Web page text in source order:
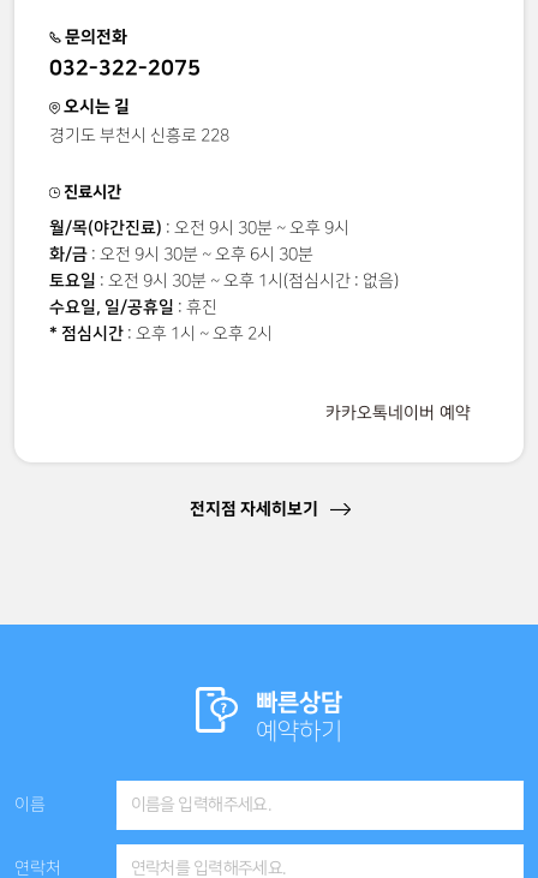
문의전화
032-322-2075
오시는 길
경기도 부천시 신흥로 228
진료시간
월/목(야간진료) : 오전 9시 30분 ~ 오후 9시
화/금: 오전 9시 30분 ~ 오후 6시 30분
토요일 : 오전 9시 30분 ~ 오후 1시(점심시간 : 없음)
수요일, 일/공휴일 : 휴진
* 점심시간: 오후 1시 ~ 오후 2시
카카오톡네이버 예약
전지점 자세히보기
빠른상담
예약하기
이름
연락처